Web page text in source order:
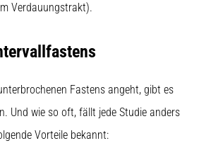
Verdauungstrakt).
Fastens angeht, gibt es
Und wie so oft, fällt jede Studie anders
Vorteile bekannt: